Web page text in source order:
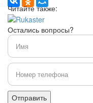
Читайте также:
Остались вопросы?